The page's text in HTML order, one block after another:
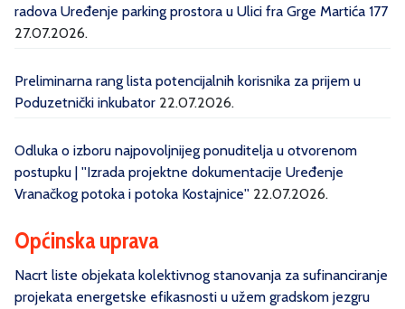
radova Uređenje parking prostora u Ulici fra Grge Martića 177
27.07.2026.
Preliminarna rang lista potencijalnih korisnika za prijem u
Poduzetnički inkubator 22.07.2026.
Odluka o izboru najpovoljnijeg ponuditelja u otvorenom
postupku | ''Izrada projektne dokumentacije Uređenje
Vranačkog potoka i potoka Kostajnice'' 22.07.2026.
Općinska uprava
Nacrt liste objekata kolektivnog stanovanja za sufinanciranje
projekata energetske efikasnosti u užem gradskom jezgru